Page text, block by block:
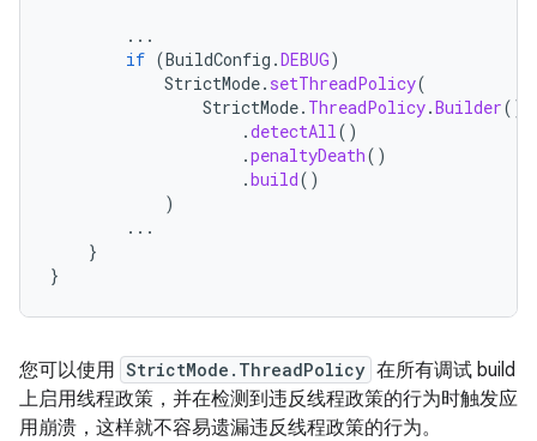
...
if (BuildConfig .DEBUG)
StrictMode. setThreadPolicy(
StrictMode. ThreadPolicy.Builder()
.detectAll()
.penaltyDeath()
.build()
)
...
}
}
您可以使用 StrictMode.ThreadPolicy 在所有调试 build
上启用线程政策，并在检测到违反线程政策的行为时触发应
用崩溃，这样就不容易遗漏违反线程政策的行为。